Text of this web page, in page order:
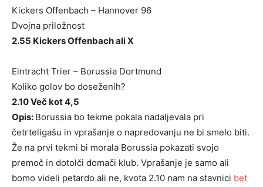
Kickers Offenbach – Hannover 96
Dvojna priložnost
2.55 Kickers Offenbach ali X
Eintracht Trier – Borussia Dortmund
Koliko golov bo doseženih?
2.10 Več kot 4,5
Opis: Borussia bo tekme pokala nadaljevala pri
četrteligašu in vprašanje o napredovanju ne bi smelo biti.
Že na prvi tekmi bi morala Borussia pokazati svojo
premoč in dotolči domači klub. Vprašanje je samo ali
bomo videli petardo ali ne, kvota 2.10 nam na stavnici bet